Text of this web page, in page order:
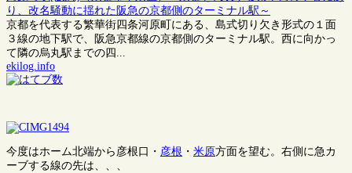
り、改名騒動に揺れた阪急の京都側のターミナル駅～
京都を代表する繁華街四条河原町にある、島式切り欠き形式の１面
３線の地下駅で、阪急京都線の京都側のターミナル駅。西に向かっ
て隣の烏丸駅までの四...
ekilog.info
今度はホーム北端から彦根口・ 彦根 ・ 米原方面を望む。右側に急カ
ーブする線の先は、、、